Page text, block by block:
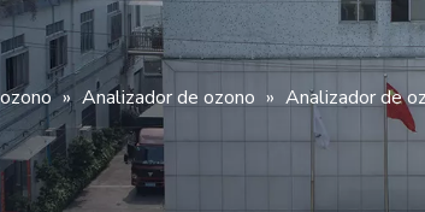
» Analizador de ozono » Analizador de